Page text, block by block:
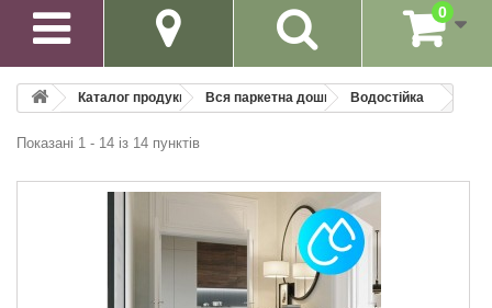
 0
Каталог продукції Вся паркетна дошка Водостійка
Показані 1 - 14 із 14 пунктів